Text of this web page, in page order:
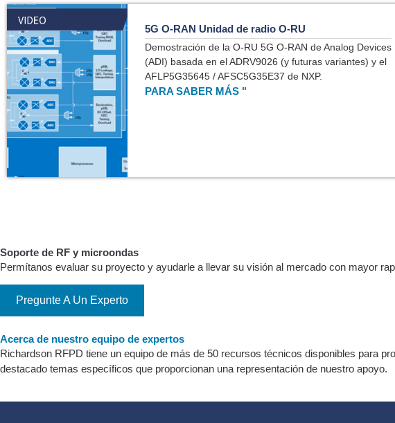
5G O-RAN Unidad de radio O-RU
Demostración de la O-RU 5G O-RAN de Analog Devices
(ADI) basada en el ADRV9026 (y futuras variantes) y el
AFLP5G35645 / AFSC5G35E37 de NXP.
PARA SABER MÁS "
Soporte de RF y microondas
Permítanos evaluar su proyecto y ayudarle a llevar su visión al mercado con mayor
Pregunte A Un Experto
Acerca de nuestro equipo de expertos
Richardson RFPD tiene un equipo de más de 50 recursos técnicos disponibles para
destacado temas específicos que proporcionan una representación de nuestro apoyo.